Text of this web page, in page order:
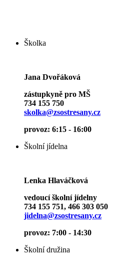
Školka
Jana Dvořáková
zástupkyně pro MŠ
734 155 750
skolka@zsostresany.cz
provoz: 6:15 - 16:00
Školní jídelna
Lenka Hlaváčková
vedoucí školní jídelny
734 155 751, 466 303 050
jidelna@zsostresany.cz
provoz: 7:00 - 14:30
Školní družina